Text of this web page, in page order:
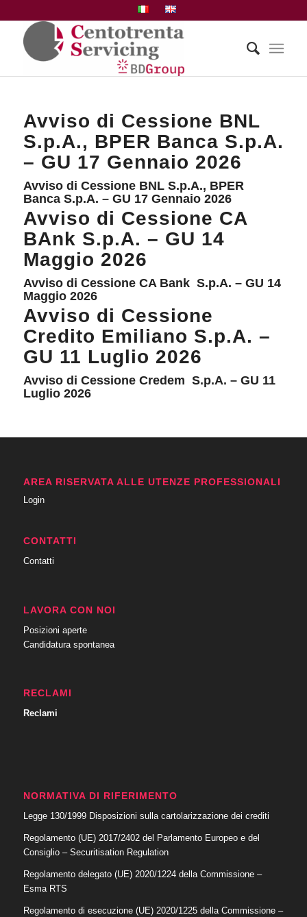
Avviso di Cessione BNL
S.p.A., BPER Banca S.p.A.
– GU 17 Gennaio 2026
Avviso di Cessione BNL S.p.A., BPER
Banca S.p.A. – GU 17 Gennaio 2026
Avviso di Cessione CA
BAnk S.p.A. – GU 14
Maggio 2026
Avviso di Cessione CA Bank S.p.A. – GU 14
Maggio 2026
Avviso di Cessione
Credito Emiliano S.p.A. –
GU 11 Luglio 2026
Avviso di Cessione Credem S.p.A. – GU 11
Luglio 2026
AREA RISERVATA ALLE UTENZE PROFESSIONALI
Login
CONTATTI
Contatti
LAVORA CON NOI
Posizioni aperte
Candidatura spontanea
RECLAMI
Reclami
NORMATIVA DI RIFERIMENTO
Legge 130/1999 Disposizioni sulla cartolarizzazione dei crediti
Regolamento (UE) 2017/2402 del Parlamento Europeo e del
Consiglio – Securitisation Regulation
Regolamento delegato (UE) 2020/1224 della Commissione –
Esma RTS
Regolamento di esecuzione (UE) 2020/1225 della Commissione –